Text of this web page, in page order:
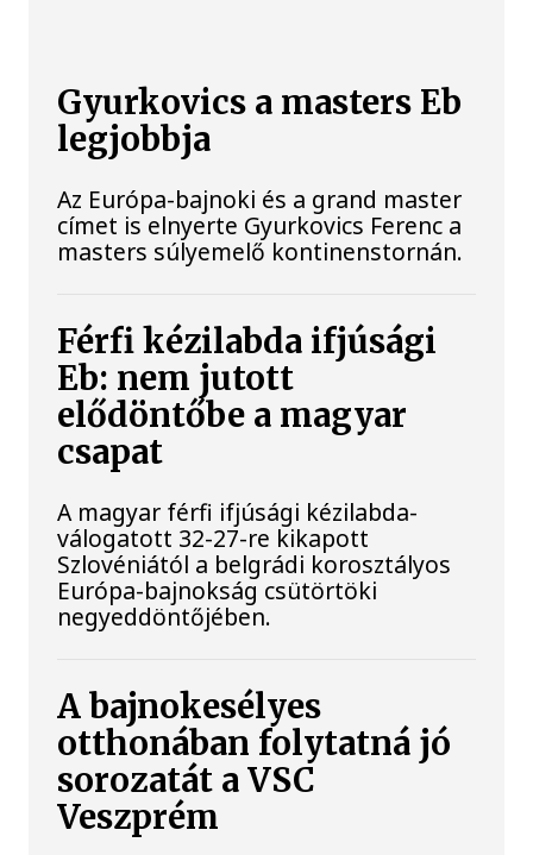
Gyurkovics a masters Eb
legjobbja
Az Európa-bajnoki és a grand master
címet is elnyerte Gyurkovics Ferenc a
masters súlyemelő kontinenstornán.
Férfi kézilabda ifjúsági
Eb: nem jutott
elődöntőbe a magyar
csapat
A magyar férfi ifjúsági kézilabda-
válogatott 32-27-re kikapott
Szlovéniától a belgrádi korosztályos
Európa-bajnokság csütörtöki
negyeddöntőjében.
A bajnokesélyes
otthonában folytatná jó
sorozatát a VSC
Veszprém